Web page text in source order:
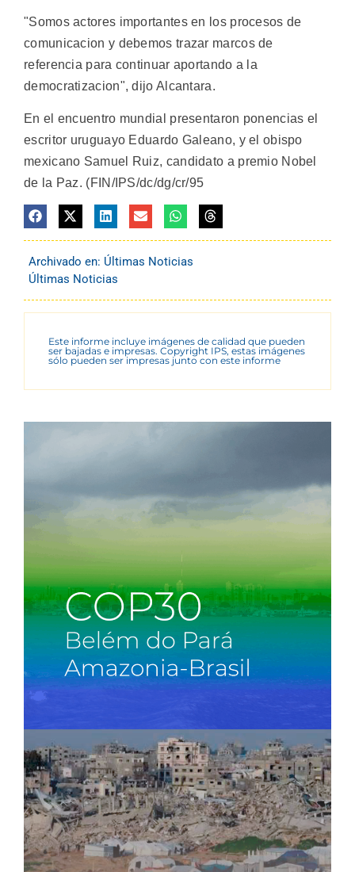
"Somos actores importantes en los procesos de
comunicacion y debemos trazar marcos de
referencia para continuar aportando a la
democratizacion", dijo Alcantara.
En el encuentro mundial presentaron ponencias el
escritor uruguayo Eduardo Galeano, y el obispo
mexicano Samuel Ruiz, candidato a premio Nobel
de la Paz. (FIN/IPS/dc/dg/cr/95
Archivado en: Últimas Noticias
Últimas Noticias
Este informe incluye imágenes de calidad que pueden
ser bajadas e impresas. Copyright IPS, estas imágenes
sólo pueden ser impresas junto con este informe